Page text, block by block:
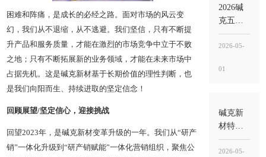
困难和阵痛，是成长的必经之路。面对市场的风云变
幻，我们从不退缩，从不逃避。我们坚信，只有不断提
升产品和服务质量，才能在激烈的市场竞争中立于不败
之地；只有不断拓展新的业务领域，才能在未来市场中
占据先机。这是碱克新材基于长期价值的理性判断，也
是我们向阳而生、持续进取的坚定信念！
回顾展望/坚定信心，迎接挑战
回望2023年，是碱克新材变革升级的一年。我们从“研产
销”一体化升级到“研产销赋能”一体化营销组织，聚焦公
成工艺
技术研
修”第一
期圆满
2026碱
克五月
特训营
开启｜
能、工
邀经销
商伙伴
到总部
学习交
2026-05-
01
碱克新
材特训
营聚
焦“铺贴·
2026-05-